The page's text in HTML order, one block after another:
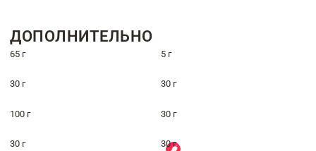
ДОПОЛНИТЕЛЬНО
65 г 5 г
30 г 30 г
100 г 30 г
30 г 30 г